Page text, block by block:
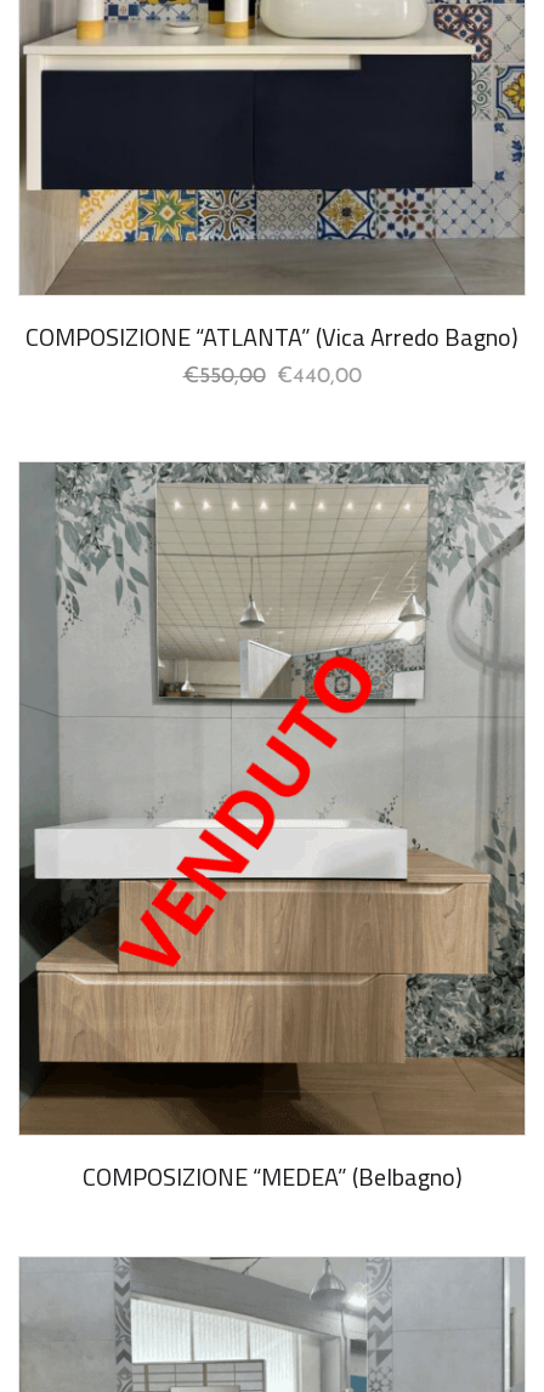
COMPOSIZIONE “ATLANTA” (Vica Arredo Bagno)
€550,00 €440,00
COMPOSIZIONE “MEDEA” (Belbagno)